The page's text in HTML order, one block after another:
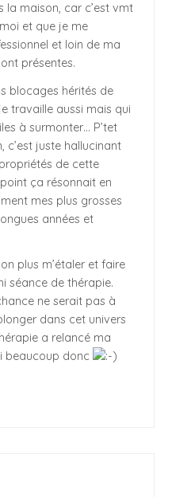
la maison, car c’est vmt
et que je me
et loin de ma
présentes.
blocages hérités de
travaille aussi mais qui
à surmonter… P’tet
c’est juste hallucinant
de cette
ça résonnait en
mes plus grosses
années et
plus m’étaler et faire
séance de thérapie.
ne serait pas à
dans cet univers
a relancé ma
beaucoup donc